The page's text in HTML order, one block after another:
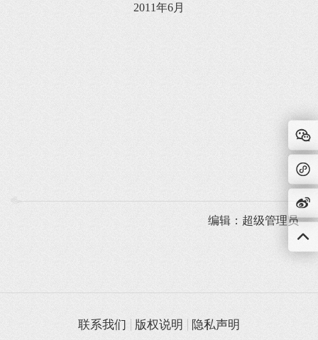
2011年6月
编辑：超级管理员
联系我们 版权说明 隐私声明